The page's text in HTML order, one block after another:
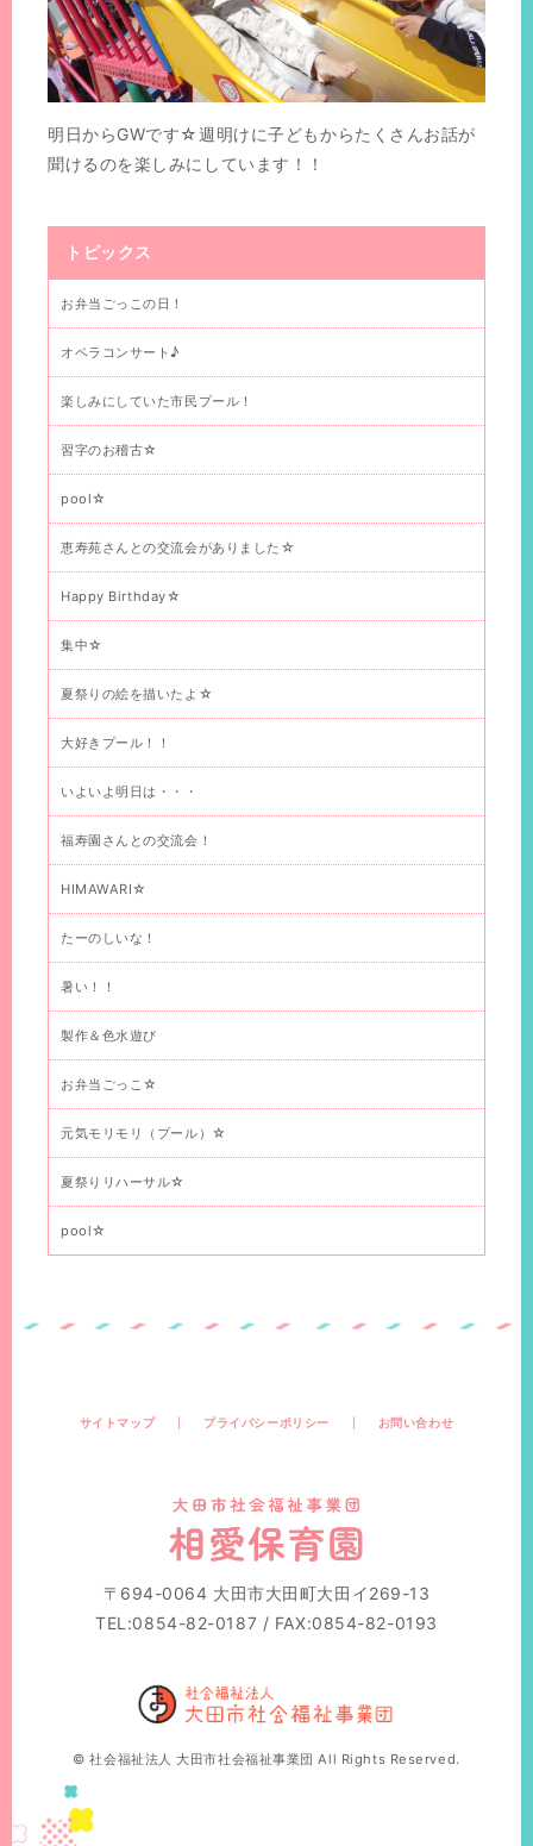
明日からGWです☆週明けに子どもからたくさんお話が
聞けるのを楽しみにしています！！
トピックス
お弁当ごっこの日！
オペラコンサート♪
楽しみにしていた市民プール！
習字のお稽古☆
pool☆
恵寿苑さんとの交流会がありました☆
Happy Birthday☆
集中☆
夏祭りの絵を描いたよ☆
大好きプール！！
いよいよ明日は・・・
福寿園さんとの交流会！
HIMAWARI☆
たーのしいな！
暑い！！
製作＆色水遊び
お弁当ごっこ☆
元気モリモリ（プール）☆
夏祭りリハーサル☆
pool☆
サイトマップ プライバシーポリシー お問い合わせ
〒694-0064 大田市大田町大田イ269-13
TEL:0854-82-0187 / FAX:0854-82-0193
© 社会福祉法人 大田市社会福祉事業団 All Rights Reserved.